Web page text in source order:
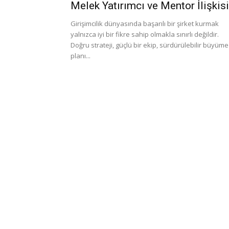
Melek Yatırımcı ve Mentor İlişkisi
Girişimcilik dünyasında başarılı bir şirket kurmak
yalnızca iyi bir fikre sahip olmakla sınırlı değildir.
Doğru strateji, güçlü bir ekip, sürdürülebilir büyüme
planı...